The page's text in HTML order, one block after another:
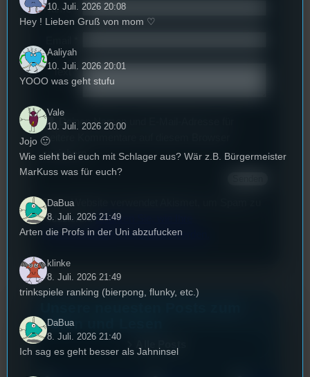
Name*
Text*
Deinen Namen und E-Mail-Adresse für
weitere Kommentare auf diesem Browser
speichern.
Diese Website verwendet Akismet, um Spam zu
reduzieren.Erfahren Sie, wie Ihre
Kommentardaten verarbeitet werden.
Hören und Lesen
10. Juli. 2026 20:08
Hey ! Lieben Gruß von mom ♡
Aaliyah
10. Juli. 2026 20:01
YOOO was geht stufu
Vale
10. Juli. 2026 20:00
Jojo 🙂
Wie sieht bei euch mit Schlager aus? Wär z.B. Bürgermeister
MarKuss was für euch?
DaBua
8. Juli. 2026 21:49
Arten die Profs in der Uni abzufucken
klinke
8. Juli. 2026 21:49
trinkspiele ranking (bierpong, flunky, etc.)
DaBua
8. Juli. 2026 21:40
Ich sag es geht besser als Jahninsel